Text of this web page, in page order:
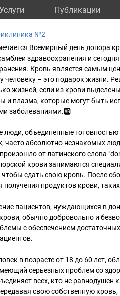
Публикации
№2
Всемирный день донора
здравоохранения и
Кровь является самым
человеку – это подарок жизни.
жизней, если из крови
и плазма, которые могут быть
заболеваниями.🆎
объединенные готовностью
часто абсолютно незнакомых
от латинского слова
крови занимаются
сдать свою кровь. После
получения продуктов крови,
пациентов, нуждающихся в
обычно добровольно и
с обеспечением
в возрасте от 18 до 60 лет,
серьезных проблем со
всех, кто не равнодушен
свою собственную